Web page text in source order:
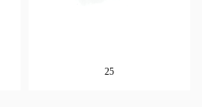
25